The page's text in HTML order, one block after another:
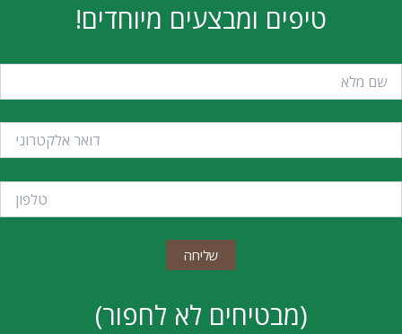
טיפים ומבצעים מיוחדים!
(מבטיחים לא לחפור)